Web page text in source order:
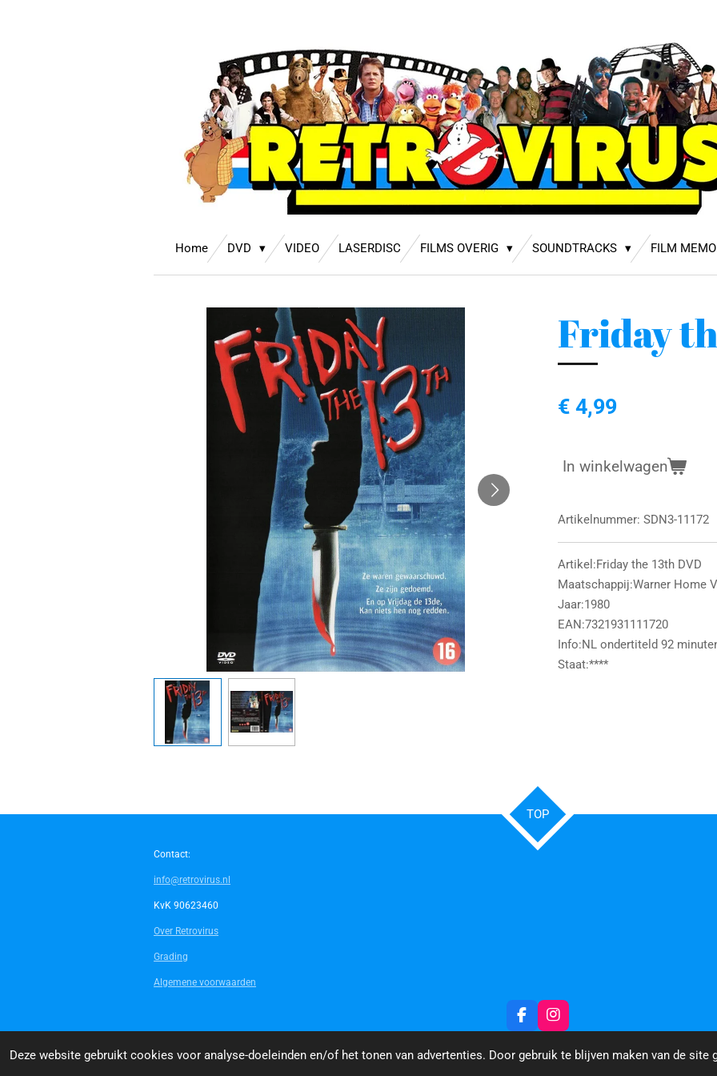
Deze website gebruikt cookies voor analyse-doeleinden en/of het tonen van advertenties. Door gebruik te blijven maken van de site
Home DVD VIDEO LASERDISC FILMS OVERIG SOUNDTRACKS FILM
Friday
€ 4,99
In winkelwagen
Artikelnummer: SDN3-11172
Artikel:Friday the 13th DVD
Maatschappij:Warner Home
Jaar:1980
EAN:7321931111720
Info:NL ondertiteld 92
Staat:****
TOP
Contact:
info@retrovirus.nl
KvK 90623460
Over Retrovirus
Grading
Algemene voorwaarden
F
a
c
e
I
n
s